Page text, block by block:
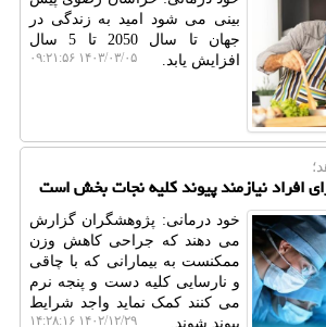
بینی می شود امید به زندگی در
جهان تا سال 2050 تا 5 سال
افزایش یابد.
۱۴۰۳/۰۳/۰۵ ۰۹:۲۱:۵۶
افراد نیازمند پیوند کلیه نجات بخش است
خود درمانی: پژوهشگران گزارش
می دهند که جراحی کاهش وزن
ممکنست به بیمارانی که با چاقی
و نارسایی کلیه دست و پنجه نرم
می کنند کمک نماید واجد شرایط
پیوند شوند.
۱۴۰۲/۱۲/۲۹ ۱۴:۲۸:۱۶